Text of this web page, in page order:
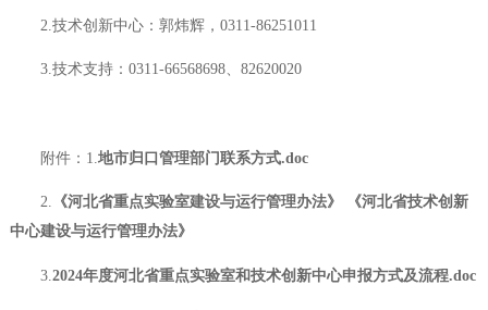
2.技术创新中心：郭炜辉，0311-86251011
3.技术支持：0311-66568698、82620020
附件：1. 地市归口管理部门联系方式.doc
2. 《河北省重点实验室建设与运行管理办法》 《河北省技术创新
中心建设与运行管理办法》
3. 2024年度河北省重点实验室和技术创新中心申报方式及流程.doc